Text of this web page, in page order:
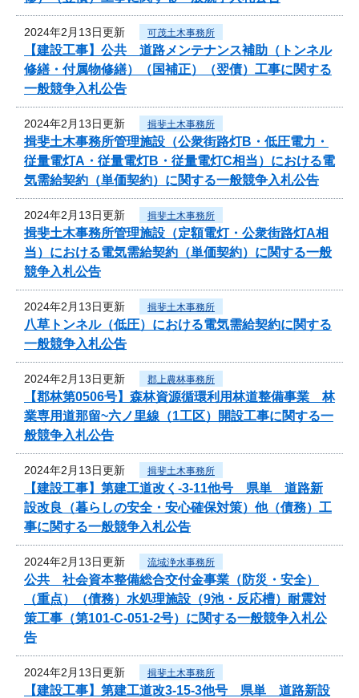
2024年2月13日更新 可茂土木事務所
【建設工事】公共 道路メンテナンス補助（トンネル
修繕・付属物修繕）（国補正）（翌債）工事に関する
一般競争入札公告
2024年2月13日更新 揖斐土木事務所
揖斐土木事務所管理施設（公衆街路灯B・低圧電力・
従量電灯A・従量電灯B・従量電灯C相当）における電
気需給契約（単価契約）に関する一般競争入札公告
2024年2月13日更新 揖斐土木事務所
揖斐土木事務所管理施設（定額電灯・公衆街路灯A相
当）における電気需給契約（単価契約）に関する一般
競争入札公告
2024年2月13日更新 揖斐土木事務所
八草トンネル（低圧）における電気需給契約に関する
一般競争入札公告
2024年2月13日更新 郡上農林事務所
【郡林第0506号】森林資源循環利用林道整備事業 林
業専用道那留~六ノ里線（1工区）開設工事に関する一
般競争入札公告
2024年2月13日更新 揖斐土木事務所
【建設工事】第建工道改く-3-11他号 県単 道路新
設改良（暮らしの安全・安心確保対策）他（債務）工
事に関する一般競争入札公告
2024年2月13日更新 流域浄水事務所
公共 社会資本整備総合交付金事業（防災・安全）
（重点）（債務）水処理施設（9池・反応槽）耐震対
策工事（第101-C-051-2号）に関する一般競争入札公
告
2024年2月13日更新 揖斐土木事務所
【建設工事】第建工道改3-15-3他号 県単 道路新設